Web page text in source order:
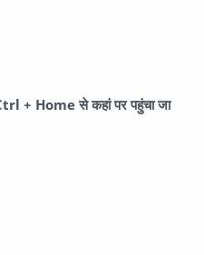
+ Home से कहां पर पहुंचा जा